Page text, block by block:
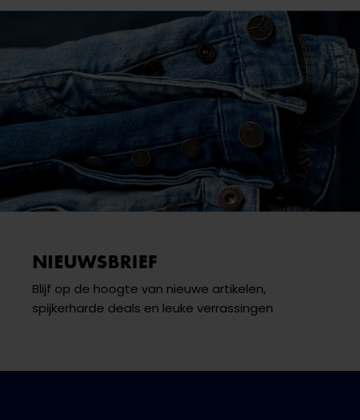
NIEUWSBRIEF
Blijf op de hoogte van nieuwe artikelen,
spijkerharde deals en leuke verrassingen